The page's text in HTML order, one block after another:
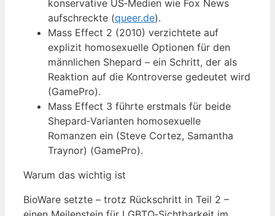
konservative US‑Medien wie Fox News
aufschreckte (queer.de).
Mass Effect 2 (2010) verzichtete auf
explizit homosexuelle Optionen für den
männlichen Shepard – ein Schritt, der als
Reaktion auf die Kontroverse gedeutet wird
(GamePro).
Mass Effect 3 führte erstmals für beide
Shepard‑Varianten homosexuelle
Romanzen ein (Steve Cortez, Samantha
Traynor) (GamePro).
Warum das wichtig ist
BioWare setzte – trotz Rückschritt in Teil 2 –